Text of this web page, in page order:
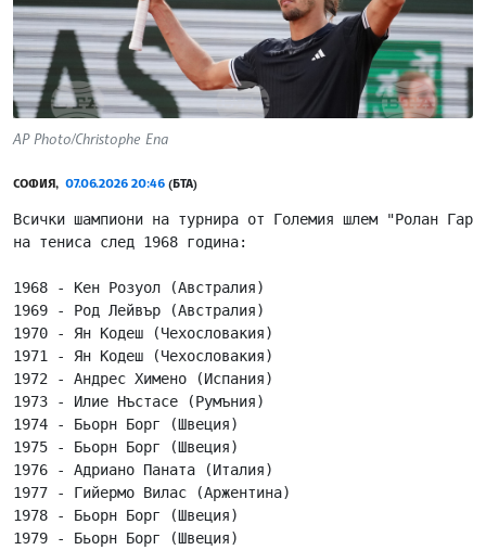
AP Photo/Christophe Ena
СОФИЯ, 07.06.2026 20:46 (БТА)
Всички шампиони на турнира от Големия шлем "Ролан
на тениса след 1968 година:
1968 - Кен Розуол (Австралия)
1969 - Род Лейвър (Австралия)
1970 - Ян Кодеш (Чехословакия)
1971 - Ян Кодеш (Чехословакия)
1972 - Андрес Химено (Испания)
1973 - Илие Нъстасе (Румъния)
1974 - Бьорн Борг (Швеция)
1975 - Бьорн Борг (Швеция)
1976 - Адриано Паната (Италия)
1977 - Гийермо Вилас (Аржентина)
1978 - Бьорн Борг (Швеция)
1979 - Бьорн Борг (Швеция)